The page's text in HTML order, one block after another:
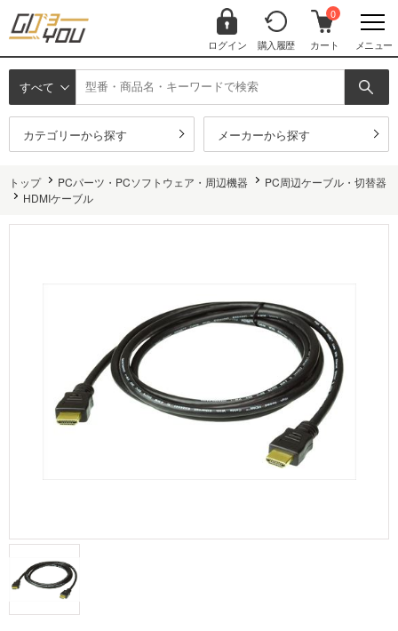
ログイン 購入履歴
0
カート メニュー
すべて
カテゴリーから探す メーカーから探す
トップ PCパーツ・PCソフトウェア・周辺機器
PC周辺ケーブル・切替器
HDMIケーブル